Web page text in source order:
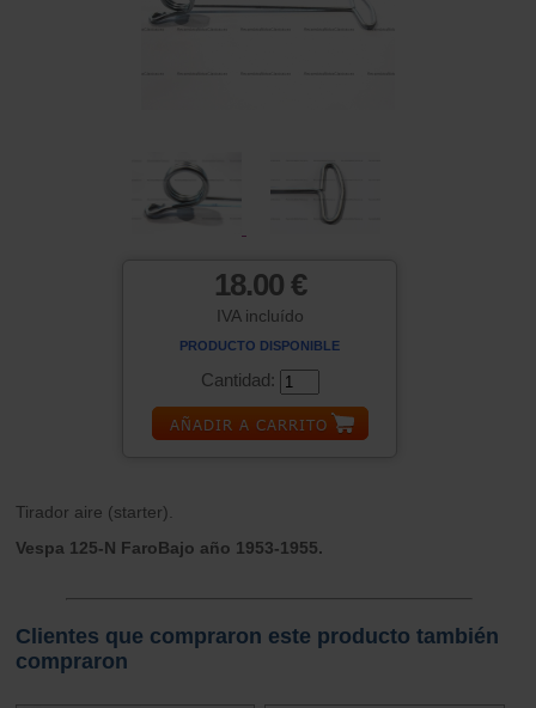
18.00 €
IVA incluído
PRODUCTO DISPONIBLE
Cantidad:
Tirador aire (starter).
Vespa 125-N FaroBajo año 1953-1955.
Clientes que compraron este producto también
compraron